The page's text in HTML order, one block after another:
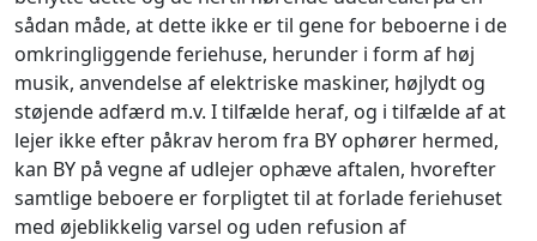
sådan måde, at dette ikke er til gene for beboerne i de
omkringliggende feriehuse, herunder i form af høj
musik, anvendelse af elektriske maskiner, højlydt og
støjende adfærd m.v. I tilfælde heraf, og i tilfælde af at
lejer ikke efter påkrav herom fra BY ophører hermed,
kan BY på vegne af udlejer ophæve aftalen, hvorefter
samtlige beboere er forpligtet til at forlade feriehuset
med øjeblikkelig varsel og uden refusion af